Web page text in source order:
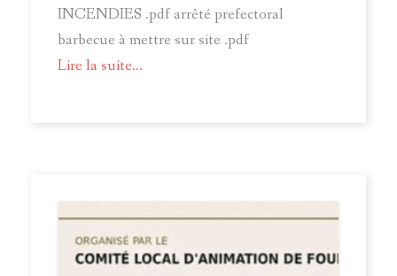
INCENDIES .pdf arrêté prefectoral
barbecue à mettre sur site .pdf
Lire la suite...